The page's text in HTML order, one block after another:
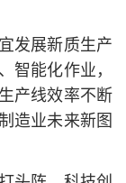
发展新质生产
智能化作业，
产线效率不断
造业未来新图